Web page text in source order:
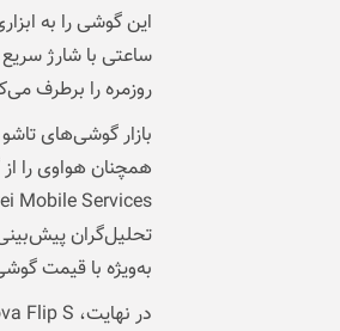
اینگوشی
روزمره را برطرف
به‌ویژه باقیمت